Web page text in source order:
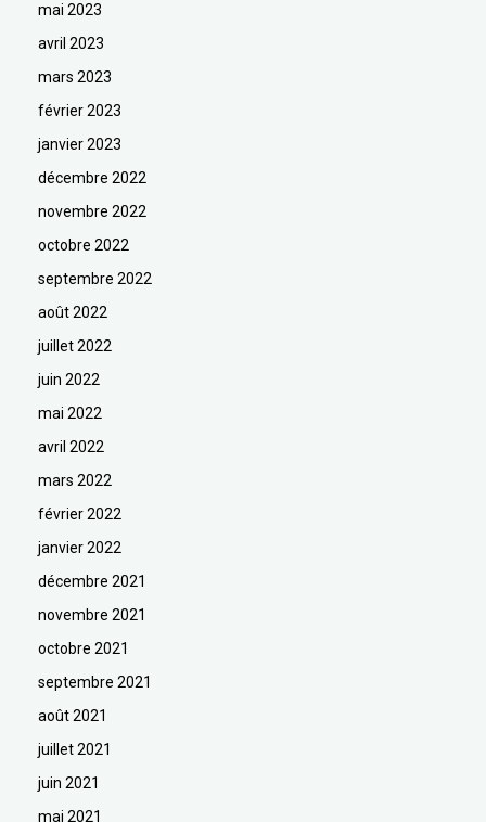
mai 2023
avril 2023
mars 2023
février 2023
janvier 2023
décembre 2022
novembre 2022
octobre 2022
septembre 2022
août 2022
juillet 2022
juin 2022
mai 2022
avril 2022
mars 2022
février 2022
janvier 2022
décembre 2021
novembre 2021
octobre 2021
septembre 2021
août 2021
juillet 2021
juin 2021
mai 2021